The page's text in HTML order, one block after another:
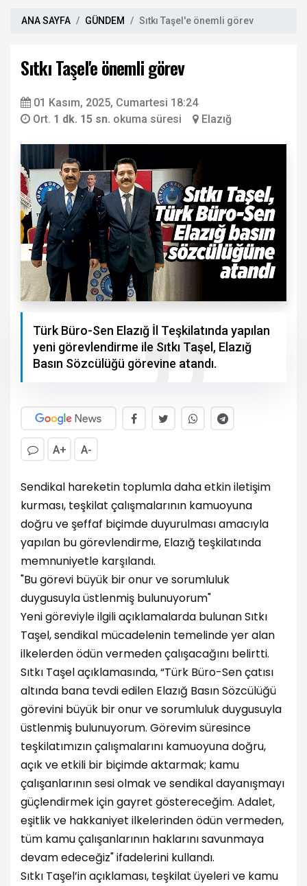
ANA SAYFA GÜNDEM Sıtkı Taşel'e önemli görev
Sıtkı Taşel'e önemli görev
01 Kasım, 2025, Cumartesi 18:24
Ort. 1 dk. 15 sn. okuma süresi Elazığ
Türk Büro-Sen Elazığ İl Teşkilatında yapılan
yeni görevlendirme ile Sıtkı Taşel, Elazığ
Basın Sözcülüğü görevine atandı.
A+ A-
Sendikal hareketin toplumla daha etkin iletişim
kurması, teşkilat çalışmalarının kamuoyuna
doğru ve şeffaf biçimde duyurulması amacıyla
yapılan bu görevlendirme, Elazığ teşkilatında
memnuniyetle karşılandı.
"Bu görevi büyük bir onur ve sorumluluk
duygusuyla üstlenmiş bulunuyorum"
Yeni göreviyle ilgili açıklamalarda bulunan Sıtkı
Taşel, sendikal mücadelenin temelinde yer alan
ilkelerden ödün vermeden çalışacağını belirtti.
Sıtkı Taşel açıklamasında, “Türk Büro-Sen çatısı
altında bana tevdi edilen Elazığ Basın Sözcülüğü
görevini büyük bir onur ve sorumluluk duygusuyla
üstlenmiş bulunuyorum. Görevim süresince
teşkilatımızın çalışmalarını kamuoyuna doğru,
açık ve etkili bir biçimde aktarmak; kamu
çalışanlarının sesi olmak ve sendikal dayanışmayı
güçlendirmek için gayret göstereceğim. Adalet,
eşitlik ve hakkaniyet ilkelerinden ödün vermeden,
tüm kamu çalışanlarının haklarını savunmaya
devam edeceğiz" ifadelerini kullandı.
Sıtkı Taşel’in açıklaması, teşkilat üyeleri ve kamu